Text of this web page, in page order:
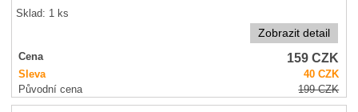
Sklad: 1 ks
Zobrazit detail
Cena 159CZK
Sleva 40CZK
Původní cena
199CZK